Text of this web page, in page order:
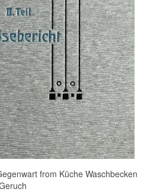
from Küche Waschbecken